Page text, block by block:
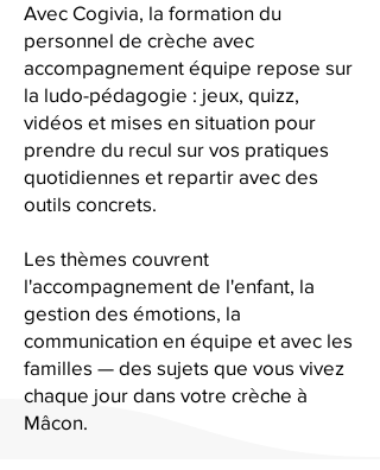
Avec Cogivia, la formation du
personnel de crèche avec
accompagnement équipe repose sur
la ludo-pédagogie : jeux, quizz,
vidéos et mises en situation pour
prendre du recul sur vos pratiques
quotidiennes et repartir avec des
outils concrets.
Les thèmes couvrent
l'accompagnement de l'enfant, la
gestion des émotions, la
communication en équipe et avec les
familles — des sujets que vous vivez
chaque jour dans votre crèche à
Mâcon.